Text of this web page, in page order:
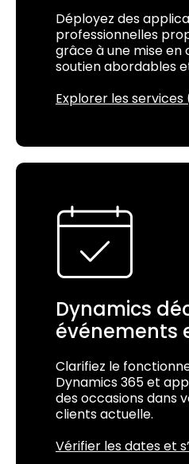
Déployez des
professionnelles
grâce à une mise
soutien abordables
Explorer les services
Dynamics
événements
Clarifiez le
Dynamics 365 et
des occasions dans
clients actuelle.
Vérifier les dates et